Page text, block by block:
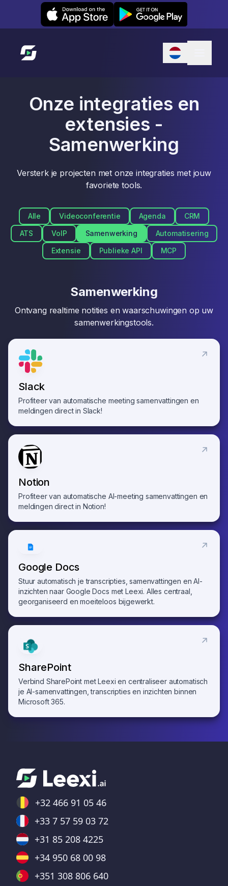
Leexi on iOS Leexi on Android
Link naar startpagina
Onze integraties en
extensies -
Samenwerking
Versterk je projecten met onze integraties met jouw
favoriete tools.
Alle Videoconferentie Agenda
CRM
ATS
VoIP Samenwerking
Automatisering
Extensie
Publieke API MCP
Samenwerking
Ontvang realtime notities en waarschuwingen op uw
samenwerkingstools.
Slack
Profiteer van automatische meeting samenvattingen en
meldingen direct in Slack!
Notion
Profiteer van automatische AI-meeting samenvattingen en
meldingen direct in Notion!
Google Docs
Stuur automatisch je transcripties, samenvattingen en AI-
inzichten naar Google Docs met Leexi. Alles centraal,
georganiseerd en moeiteloos bijgewerkt.
SharePoint
Verbind SharePoint met Leexi en centraliseer automatisch
je AI-samenvattingen, transcripties en inzichten binnen
Microsoft 365.
+32 466 91 05 46
+33 7 57 59 03 72
+31 85 208 4225
+34 950 68 00 98
+351 308 806 640